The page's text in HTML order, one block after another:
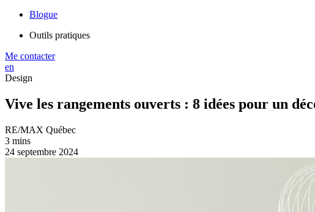
Blogue
Outils pratiques
Me contacter
en
Design
Vive les rangements ouverts : 8 idées pour un
RE/MAX Québec
3 mins
24 septembre 2024